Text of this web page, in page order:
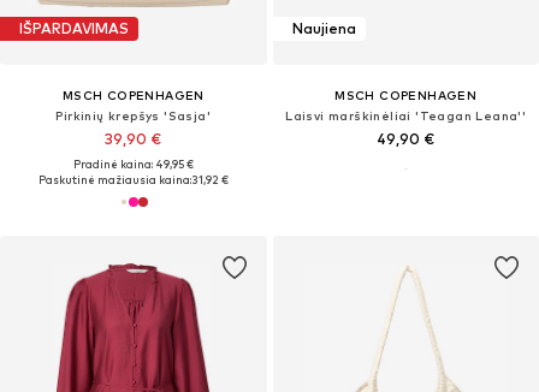
IŠPARDAVIMAS
MSCH COPENHAGEN
Pirkinių krepšys 'Sasja'
39,90 €
Pradinė kaina: 49,95 €
Paskutinė mažiausia kaina:31,92 €
Naujiena
MSCH COPENHAGEN
Laisvi marškinėliai 'Teagan Leana''
49,90 €